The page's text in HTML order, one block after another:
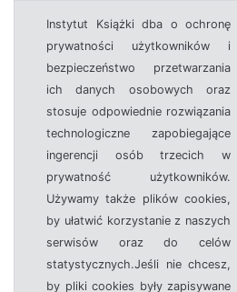
Instytut Książki dba o ochronę
prywatności użytkowników i
bezpieczeństwo przetwarzania
ich danych osobowych oraz
stosuje odpowiednie rozwiązania
technologiczne zapobiegające
ingerencji osób trzecich w
prywatność użytkowników.
Używamy także plików cookies,
by ułatwić korzystanie z naszych
serwisów oraz do celów
statystycznych.Jeśli nie chcesz,
by pliki cookies były zapisywane